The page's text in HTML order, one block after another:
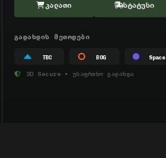
ᲙᲐᲚᲐᲗᲘ ᲡᲢᲐᲢᲣᲡᲘ
ᲒᲐᲓᲐᲮᲓᲘᲡ ᲛᲔᲗᲝᲓᲔᲑᲘ
TBC BOG Space
3D Secure • უსაფრთხო გადახდა